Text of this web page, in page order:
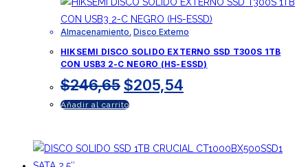
Almacenamiento Disco Externo
HIKSEMI DISCO SOLIDO EXTERNO SSD T300S 1TB
CON USB3 2-C NEGRO (HS-ESSD)
$246,65El
precio
original
$246,65.
$205,54
precio
$205,54.
Añadir al carrito